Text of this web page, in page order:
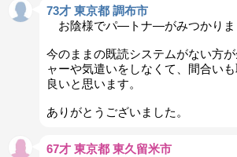
73才 東京都 調布市
お陰様でパ―トナ―がみつかりま
今のままの既読システムがない方
ャーや気遣いをしなくて、間合い
良いと思います。
ありがとうございました。
67才 東京都 東久留米市